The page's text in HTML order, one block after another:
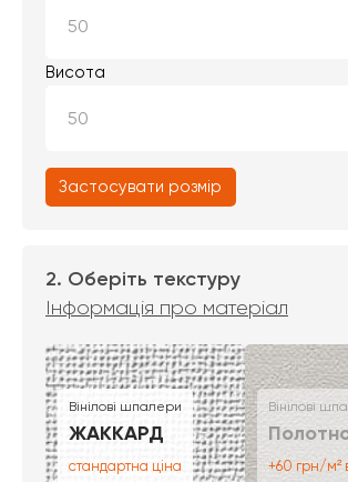
Висота
Застосувати розмір
2. Оберіть текстуру
Інформація про матеріал
Вінілові шпалери
ЖАККАРД
стандартна ціна
Вінілові
+60 грн/м²